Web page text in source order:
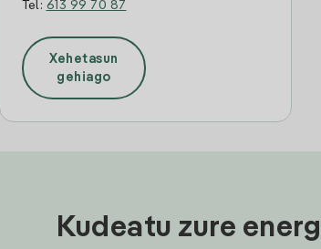
Tel: 613 99 70 87
Xehetasun
gehiago
Kudeatu zure